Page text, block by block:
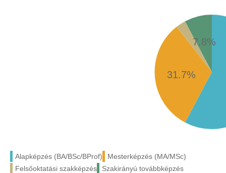
31.7%
7.8%
Alapképzés (BA/BSc/BProf)
Mesterképzés (MA/MSc)
Felsőoktatási szakképzés
Szakirányú továbbképzés